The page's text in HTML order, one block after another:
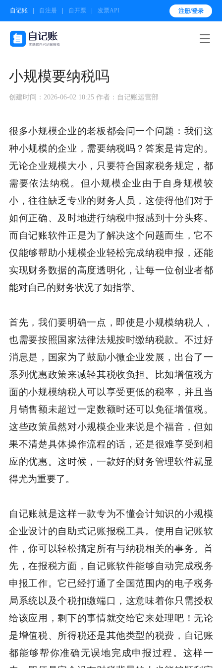
自记账 自注册 自开票 发票API 注册/登录

小规模要纳税吗
创建时间：2026-06-02 10:25 作者：自记账运营部
很多小规模企业的老板都会问一个问题：我们这
种小规模的企业，需要纳税吗？答案是肯定的。
无论企业规模大小，只要符合国家税务规定，都
需要依法纳税。但小规模企业由于自身规模较
小，往往缺乏专业的财务人员，这使得他们对于
如何正确、及时地进行纳税申报感到十分头疼。
而自记账软件正是为了解决这个问题而生，它不
仅能够帮助小规模企业轻松完成纳税申报，还能
实现财务数据的高度透明化，让每一位创业者都
能对自己的财务状况了如指掌。
首先，我们要明确一点，即使是小规模纳税人，
也需要按照国家法律法规按时缴纳税款。不过好
消息是，国家为了鼓励小微企业发展，出台了一
系列优惠政策来减轻其税收负担。比如增值税方
面的小规模纳税人可以享受更低的税率，并且当
月销售额未超过一定数额时还可以免征增值税。
这些政策虽然对小规模企业来说是个福音，但如
果不清楚具体操作流程的话，还是很难享受到相
应的优惠。这时候，一款好的财务管理软件就显
得尤为重要了。
自记账就是这样一款专为不懂会计知识的小规模
企业设计的自助式记账报税工具。使用自记账软
件，你可以轻松搞定所有与纳税相关的事务。首
先，在报税方面，自记账软件能够自动完成税务
申报工作。它已经打通了全国范围内的电子税务
局系统以及个税扣缴端口，这意味着你只需授权
给该应用，剩下的事情就交给它来处理吧！无论
是增值税、所得税还是其他类型的税费，自记账
都能够帮你准确无误地完成申报过程。这样一